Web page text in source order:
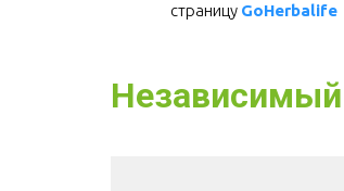
страницу GoHerbalife